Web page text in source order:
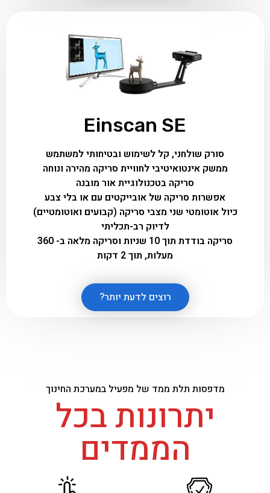
Einscan SE
סורק שולחני, קל לשימוש ובטיחותי למשתמש
ממשק אינטואיטיבי לחוויית סריקה מהירה ונוחה
סריקה בטכנולוגיית אור מובנה
אפשרות סריקה של אובייקטים עם או בלי צבע
כיול אוטומטי שני מצבי סריקה (קבועים ואוטומטיים)
לדיוק רב-תכליתי
סריקה בודדת תוך 10 שניות וסריקה מלאה ב- 360
מעלות, תוך 2 דקות
רוצים לדעת יותר?
מדפסות תלת ממד של מפעיל במערכת החינוך
יתרונות בכל
הממדים